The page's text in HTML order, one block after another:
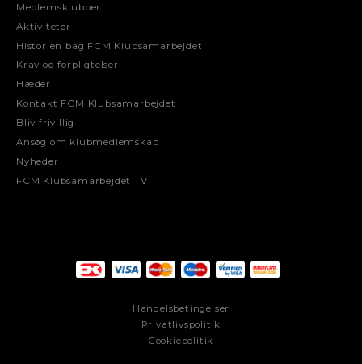
Medlemsklubber
Aktiviteter
Historien bag FCM Klubsamarbejdet
Krav og forpligtelser
Hæder
Kontakt FCM Klubsamarbejdet
Bliv frivillig
Ansøg om klubmedlemskab
Nyheder
FCM Klubsamarbejdet TV
Handelsbetingelser
Privatlivspolitik
Cookiepolitik